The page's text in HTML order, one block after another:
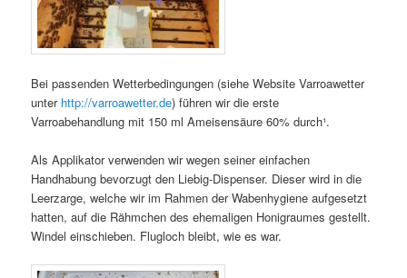
Bei passenden Wetterbedingungen (siehe Website Varroawetter
unter http://varroawetter.de) führen wir die erste
Varroabehandlung mit 150 ml Ameisensäure 60% durch¹.
Als Applikator verwenden wir wegen seiner einfachen
Handhabung bevorzugt den Liebig-Dispenser. Dieser wird in die
Leerzarge, welche wir im Rahmen der Wabenhygiene aufgesetzt
hatten, auf die Rähmchen des ehemaligen Honigraumes gestellt.
Windel einschieben. Flugloch bleibt, wie es war.